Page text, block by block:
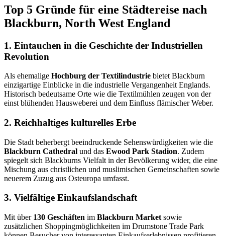
Top 5 Gründe für eine Städtereise nach
Blackburn, North West England
1. Eintauchen in die Geschichte der Industriellen
Revolution
Als ehemalige Hochburg der Textilindustrie bietet Blackburn
einzigartige Einblicke in die industrielle Vergangenheit Englands.
Historisch bedeutsame Orte wie die Textilmühlen zeugen von der
einst blühenden Hausweberei und dem Einfluss flämischer Weber.
2. Reichhaltiges kulturelles Erbe
Die Stadt beherbergt beeindruckende Sehenswürdigkeiten wie die
Blackburn Cathedral und das Ewood Park Stadion. Zudem
spiegelt sich Blackburns Vielfalt in der Bevölkerung wider, die eine
Mischung aus christlichen und muslimischen Gemeinschaften sowie
neuerem Zuzug aus Osteuropa umfasst.
3. Vielfältige Einkaufslandschaft
Mit über 130 Geschäften im Blackburn Market sowie
zusätzlichen Shoppingmöglichkeiten im Drumstone Trade Park